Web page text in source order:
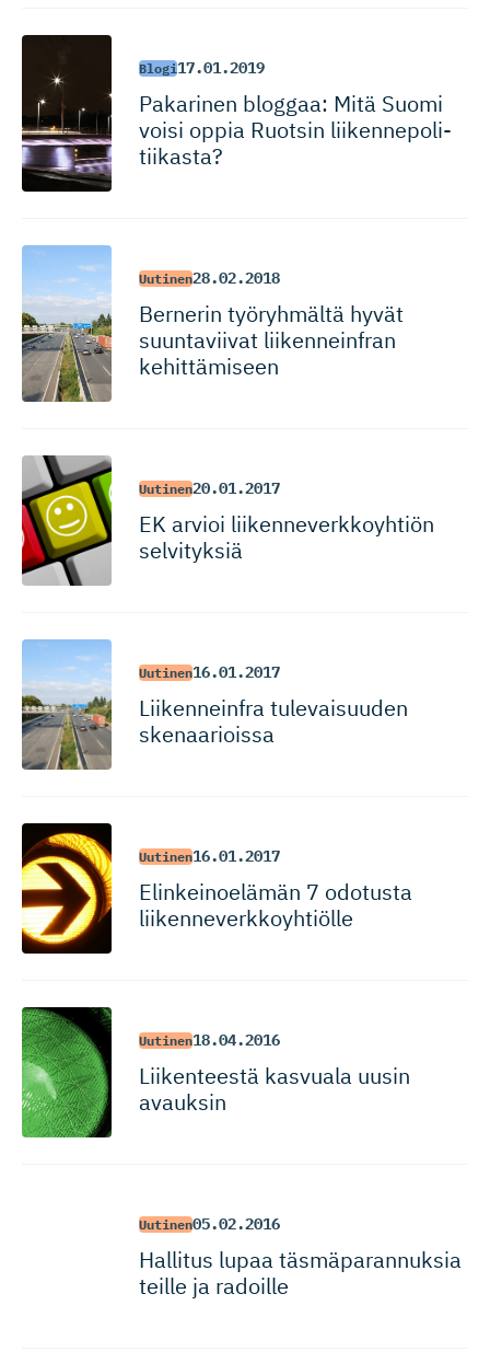
Blogi17.01.2019
Pakarinen bloggaa: Mitä Suomi
voisi oppia Ruotsin liikennepo­li­
tiikasta?
Uutinen28.02.2018
Bernerin työryhmältä hyvät
suuntaviivat liikenneinfran
kehittämiseen
Uutinen20.01.2017
EK arvioi liikenneverk­koyhtiön
selvityksiä
Uutinen16.01.2017
Liikenneinfra tulevaisuuden
skenaarioissa
Uutinen16.01.2017
Elinkeinoelämän 7 odotusta
liikenneverk­koyhtiölle
Uutinen18.04.2016
Liikenteestä kasvuala uusin
avauksin
Uutinen05.02.2016
Hallitus lupaa täsmäparan­nuksia
teille ja radoille